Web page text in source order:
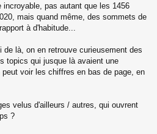
pas autant que les 1456
mais quand même, des sommets de
à d'habitude...
de là, on en retrouve curieusement des
topics qui jusque là avaient une
voir les chiffres en bas de page, en
velus d'ailleurs / autres, qui ouvrent
?